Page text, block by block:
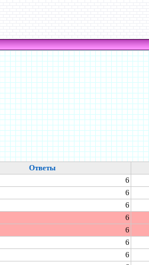
Ответы
6
6
6
6
6
6
6